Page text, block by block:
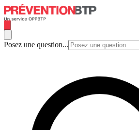
Posez une question...